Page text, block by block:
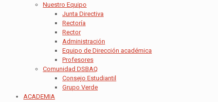
Nuestro Equipo
Junta Directiva
Rectoría
Rector
Administración
Equipo de Dirección académica
Profesores
Comunidad DSBAQ
Consejo Estudiantil
Grupo Verde
ACADEMIA